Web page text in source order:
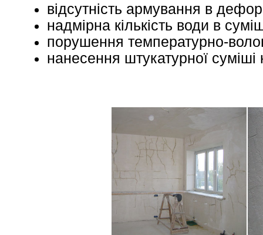
відсутність армування в
надмірна кількість води в
порушення температурно-
нанесення штукатурної